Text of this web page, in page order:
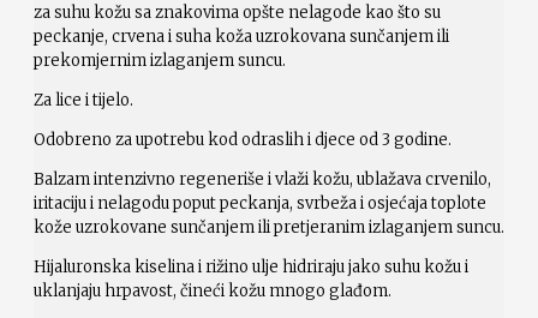
za suhu kožu sa znakovima opšte nelagode kao što su
peckanje, crvena i suha koža uzrokovana sunčanjem ili
prekomjernim izlaganjem suncu.
Za lice i tijelo.
Odobreno za upotrebu kod odraslih i djece od 3 godine.
Balzam intenzivno regeneriše i vlaži kožu, ublažava crvenilo,
iritaciju i nelagodu poput peckanja, svrbeža i osjećaja toplote
kože uzrokovane sunčanjem ili pretjeranim izlaganjem suncu.
Hijaluronska kiselina i rižino ulje hidriraju jako suhu kožu i
uklanjaju hrpavost, čineći kožu mnogo glađom.